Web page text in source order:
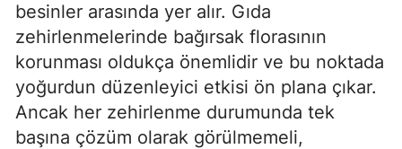
besinler arasında yer alır. Gıda
zehirlenmelerinde bağırsak florasının
korunması oldukça önemlidir ve bu noktada
yoğurdun düzenleyici etkisi ön plana çıkar.
Ancak her zehirlenme durumunda tek
başına çözüm olarak görülmemeli,